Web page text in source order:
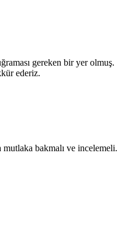
gereken bir yer olmuş.
ederiz.
mutlaka bakmalı ve incelemeli.